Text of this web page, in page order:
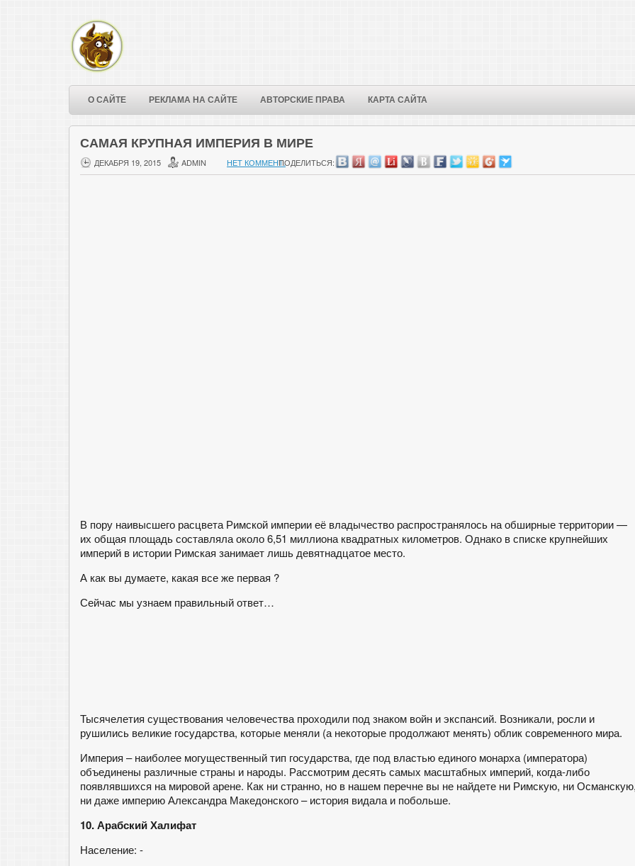
О САЙТЕ РЕКЛАМА НА САЙТЕ АВТОРСКИЕ ПРАВА КАРТА САЙТА
САМАЯ КРУПНАЯ ИМПЕРИЯ В МИРЕ
ДЕКАБРЯ 19, 2015 ADMIN НЕТ КОММЕНТ.ПОДЕЛИТЬСЯ:
В пору наивысшего расцвета Римской империи её владычество распространялось на обширные территории —
их общая площадь составляла около 6,51 миллиона квадратных километров. Однако в списке крупнейших
империй в истории Римская занимает лишь девятнадцатое место.
А как вы думаете, какая все же первая ?
Сейчас мы узнаем правильный ответ…
Тысячелетия существования человечества проходили под знаком войн и экспансий. Возникали, росли и
рушились великие государства, которые меняли (а некоторые продолжают менять) облик современного мира.
Империя – наиболее могущественный тип государства, где под властью единого монарха (императора)
объединены различные страны и народы. Рассмотрим десять самых масштабных империй, когда-либо
появлявшихся на мировой арене. Как ни странно, но в нашем перечне вы не найдете ни Римскую, ни
ни даже империю Александра Македонского – история видала и побольше.
10. Арабский Халифат
Население: -